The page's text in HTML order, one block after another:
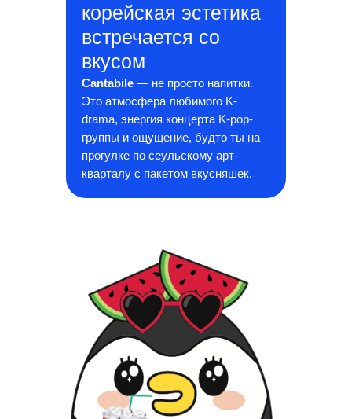
корейская эстетика
встречается со
вкусом
Cantabile — не просто напитки.
Это атмосфера любимого K-
drama, энергия концерта K-pop-
группы и ощущение, будто ты на
прогулке по сеульскому арт-
кварталу с пакетом вкусняшек.